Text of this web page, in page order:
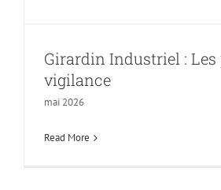
Girardin Industriel :
vigilance
mai 2026
Read More